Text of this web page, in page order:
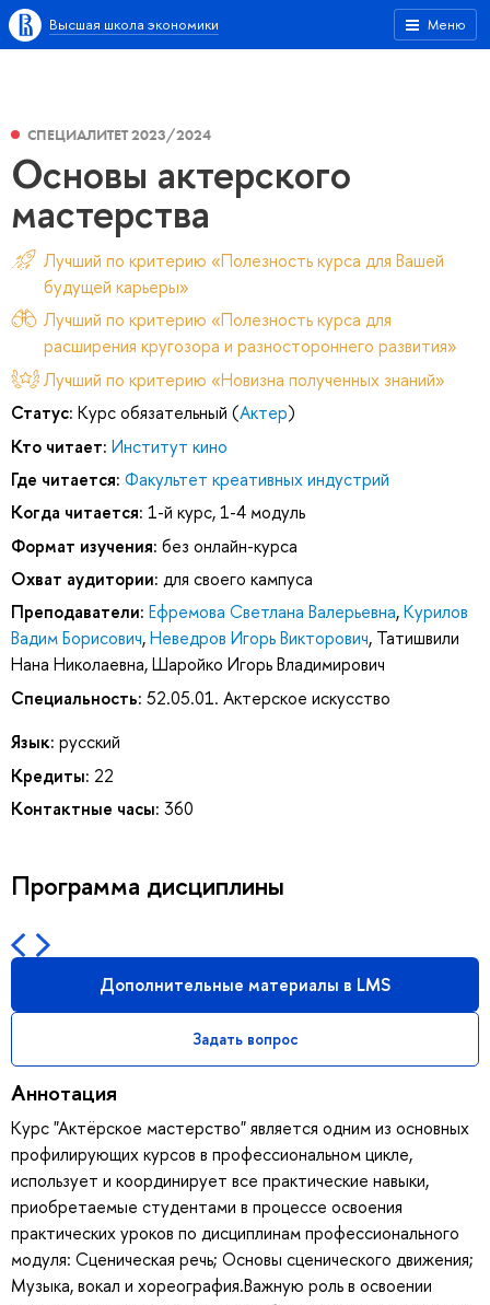
Меню
Высшая школа экономики
СПЕЦИАЛИТЕТ 2023/2024
Основы актерского
мастерства
Лучший по критерию «Полезность курса для Вашей
будущей карьеры»
Лучший по критерию «Полезность курса для
расширения кругозора и разностороннего развития»
Лучший по критерию «Новизна полученных знаний»
Статус: Курс обязательный (Актер)
Кто читает: Институт кино
Где читается: Факультет креативных индустрий
Когда читается: 1-й курс, 1-4 модуль
Формат изучения: без онлайн-курса
Охват аудитории: для своего кампуса
Преподаватели: Ефремова Светлана Валерьевна,Курилов
Вадим Борисович,Неведров Игорь Викторович, Татишвили
Нана Николаевна,Шаройко Игорь Владимирович
Специальность: 52.05.01. Актерское искусство
Язык: русский
Кредиты: 22
Контактные часы: 360
Программа дисциплины
Дополнительные материалы в LMS
Задать вопрос
Аннотация
Курс "Актёрское мастерство" является одним из основных
профилирующих курсов в профессиональном цикле,
использует и координирует все практические навыки,
приобретаемые студентами в процессе освоения
практических уроков по дисциплинам профессионального
модуля: Сценическая речь; Основы сценического движения;
Музыка, вокал и хореография.Важную роль в освоении